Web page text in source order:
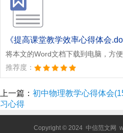
《提高课堂教学效率心得体会
将本文的Word文档下载到电脑，方
推荐度：
上一篇： 初中物理教学心得体会
习心得
Copyright © 2024 中信范文网